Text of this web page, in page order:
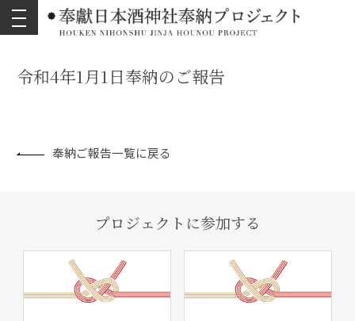
toggle
navigation
令和4年1月1日奉納のご報告
奉納ご報告一覧に戻る
プロジェクトに参加する